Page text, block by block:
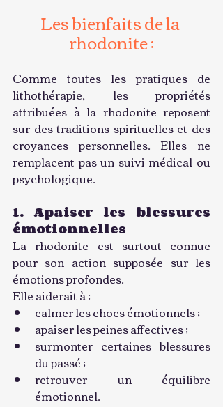
Les bienfaits de la
rhodonite :
Comme toutes les pratiques de
lithothérapie, les propriétés
attribuées à la rhodonite reposent
sur des traditions spirituelles et des
croyances personnelles. Elles ne
remplacent pas un suivi médical ou
psychologique.
1. Apaiser les blessures
émotionnelles
La rhodonite est surtout connue
pour son action supposée sur les
émotions profondes.
Elle aiderait à :
calmer les chocs émotionnels ;
apaiser les peines affectives ;
surmonter certaines blessures
du passé ;
retrouver un équilibre
émotionnel.